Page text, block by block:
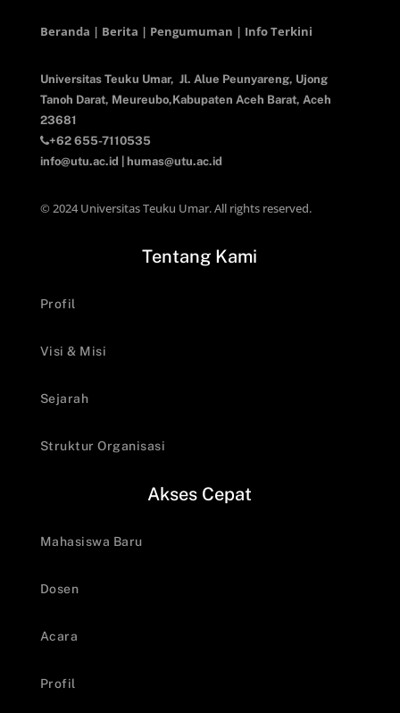
Beranda | Berita | Pengumuman | Info Terkini
Universitas Teuku Umar, Jl. Alue Peunyareng, Ujong
Tanoh Darat, Meureubo,Kabupaten Aceh Barat, Aceh
23681
+62 655-7110535
info@utu.ac.id
humas@utu.ac.id
© 2024 Universitas Teuku Umar. All rights reserved.
Tentang Kami
Profil
Visi & Misi
Sejarah
Struktur Organisasi
Akses Cepat
Mahasiswa Baru
Dosen
Acara
Profil